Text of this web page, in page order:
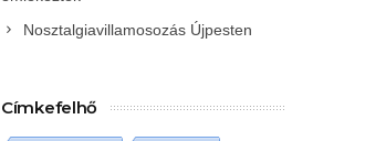
Nosztalgiavillamosozás Újpesten
Címkefelhő